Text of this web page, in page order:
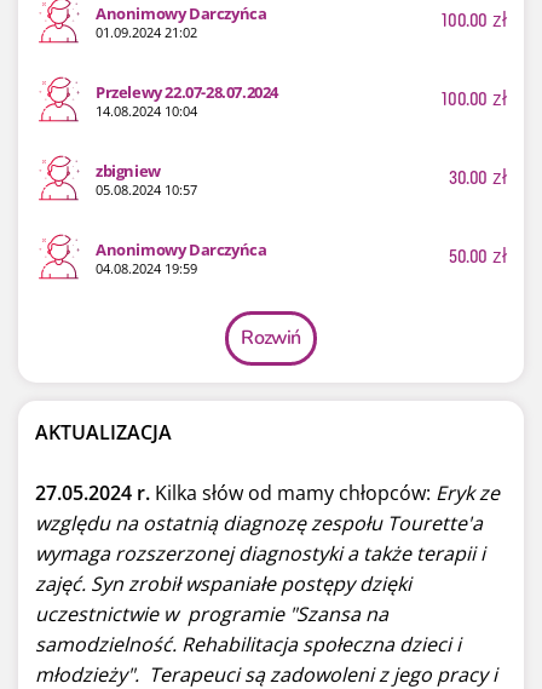
Anonimowy Darczyńca
01.09.2024 21:02 100.00 zł
Przelewy 22.07-28.07.2024
14.08.2024 10:04 100.00 zł
zbigniew
05.08.2024 10:57 30.00 zł
Anonimowy Darczyńca
04.08.2024 19:59 50.00 zł
Rozwiń
AKTUALIZACJA
27.05.2024 r. Kilka słów od mamy chłopców: Eryk ze
względu na ostatnią diagnozę zespołu Tourette'a
wymaga rozszerzonej diagnostyki a także terapii i
zajęć. Syn zrobił wspaniałe postępy dzięki
uczestnictwie w programie "Szansa na
samodzielność. Rehabilitacja społeczna dzieci i
młodzieży". Terapeuci są zadowoleni z jego pracy i